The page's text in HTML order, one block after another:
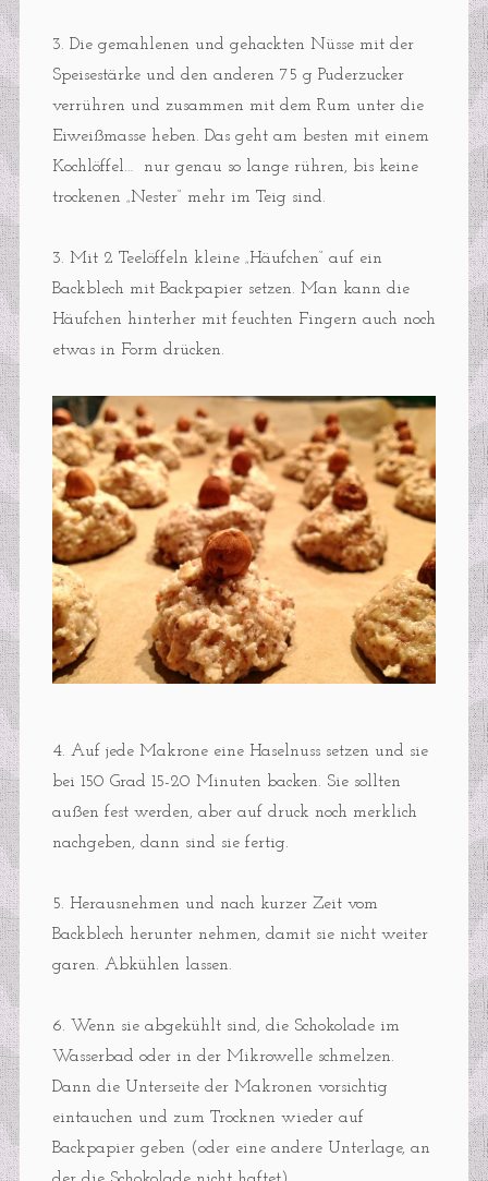
3. Die gemahlenen und gehackten Nüsse mit der
Speisestärke und den anderen 75 g Puderzucker
verrühren und zusammen mit dem Rum unter die
Eiweißmasse heben. Das geht am besten mit einem
Kochlöffel… nur genau so lange rühren, bis keine
trockenen „Nester“ mehr im Teig sind.
3. Mit 2 Teelöffeln kleine „Häufchen“ auf ein
Backblech mit Backpapier setzen. Man kann die
Häufchen hinterher mit feuchten Fingern auch noch
etwas in Form drücken.
4. Auf jede Makrone eine Haselnuss setzen und sie
bei 150 Grad 15-20 Minuten backen. Sie sollten
außen fest werden, aber auf druck noch merklich
nachgeben, dann sind sie fertig.
5. Herausnehmen und nach kurzer Zeit vom
Backblech herunter nehmen, damit sie nicht weiter
garen. Abkühlen lassen.
6. Wenn sie abgekühlt sind, die Schokolade im
Wasserbad oder in der Mikrowelle schmelzen.
Dann die Unterseite der Makronen vorsichtig
eintauchen und zum Trocknen wieder auf
Backpapier geben (oder eine andere Unterlage, an